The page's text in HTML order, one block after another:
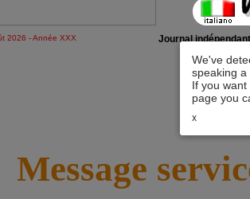
We've
speaking
If you
page you
x
2026 - Année XXX Journal
Message